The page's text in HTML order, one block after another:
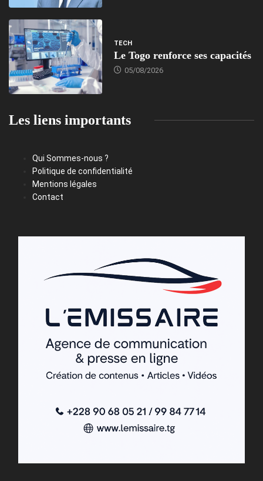
TECH
Le Togo renforce ses capacités
05/08/2026
Les liens importants
Qui Sommes-nous ?
Politique de confidentialité
Mentions légales
Contact